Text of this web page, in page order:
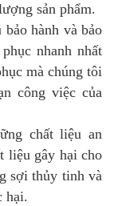
sản phẩm.
hành và bảo
nhanh nhất
mà chúng tôi
công việc của
chất liệu an
liệu gây hại cho
sợi thủy tinh và
hại.